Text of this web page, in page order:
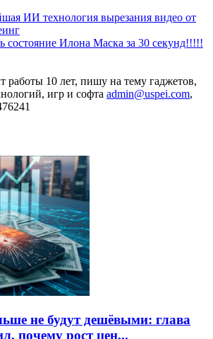
ИИ технология вырезания видео от
состояние Илона Маска за 30 секунд!!!!!
работы 10 лет, пишу на тему гаджетов,
игр и софта admin@uspei.com,
не будут дешёвыми: глава
почему рост цен...